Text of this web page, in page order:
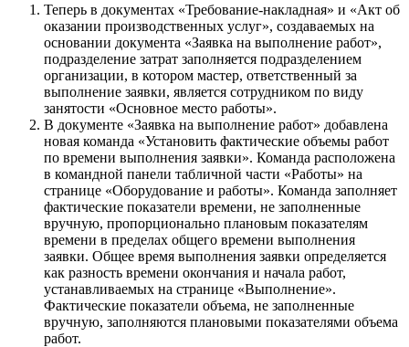
Теперь в документах «Требование-накладная» и «Акт об
оказании производственных услуг», создаваемых на
основании документа «Заявка на выполнение работ»,
подразделение затрат заполняется подразделением
организации, в котором мастер, ответственный за
выполнение заявки, является сотрудником по виду
занятости «Основное место работы».
В документе «Заявка на выполнение работ» добавлена
новая команда «Установить фактические объемы работ
по времени выполнения заявки». Команда расположена
в командной панели табличной части «Работы» на
странице «Оборудование и работы». Команда заполняет
фактические показатели времени, не заполненные
вручную, пропорционально плановым показателям
времени в пределах общего времени выполнения
заявки. Общее время выполнения заявки определяется
как разность времени окончания и начала работ,
устанавливаемых на странице «Выполнение».
Фактические показатели объема, не заполненные
вручную, заполняются плановыми показателями объема
работ.